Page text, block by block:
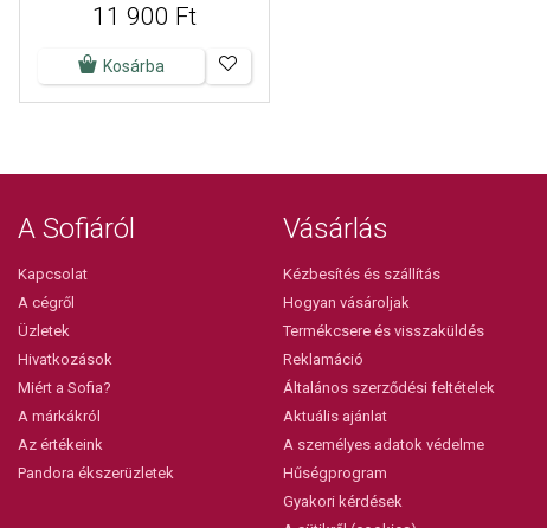
11 900 Ft
Kosárba
A Sofiáról
Kapcsolat
A cégről
Üzletek
Hivatkozások
Miért a Sofia?
A márkákról
Az értékeink
Pandora ékszerüzletek
Vásárlás
Kézbesítés és szállítás
Hogyan vásároljak
Termékcsere és visszaküldés
Reklamáció
Általános szerződési feltételek
Aktuális ajánlat
A személyes adatok védelme
Hűségprogram
Gyakori kérdések